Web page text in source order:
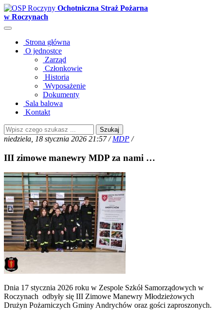
Ochotniczna Straż Pożarna
w Roczynach
Strona główna
O jednostce
Zarząd
Członkowie
Historia
Wyposażenie
Dokumenty
Sala balowa
Kontakt
Szukaj
niedziela, 18 stycznia 2026 21:57 /MDP /
III zimowe manewry MDP za nami …
Dnia 17 stycznia 2026 roku w Zespole Szkół Samorządowych w
Roczynach odbyły się III Zimowe Manewry Młodzieżowych
Drużyn Pożarniczych Gminy Andrychów oraz gości zaproszonych.